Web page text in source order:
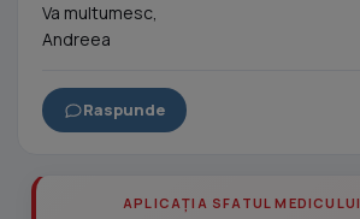
Va multumesc,
Andreea
Raspunde
APLICAȚIA SFATUL MEDICULUI